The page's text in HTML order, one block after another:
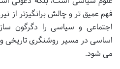
فهم عمیق تر و چالش برانگیزتر از
اجتماعی و سیاسی را دگرگون
اساسی در مسیر روشنگری تاریخی
می شود.